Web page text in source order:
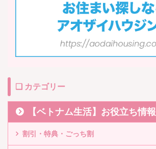
❏ カテゴリー
【ベトナム生活】お役立ち情報
割引・特典・ごっち割